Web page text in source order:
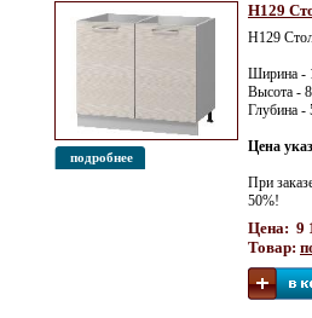
подробнее
Н129
Н129
Ширина -
Высота -
Глубина
Цена
При
50%!
Цена: 9
Товар: